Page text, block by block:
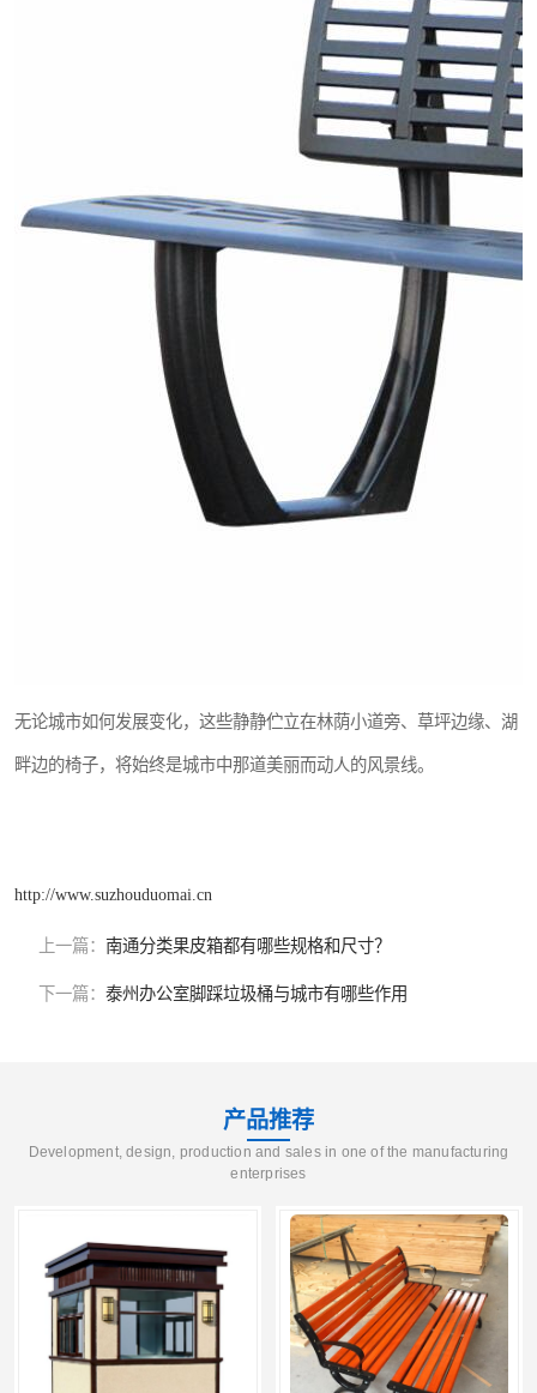
无论城市如何发展变化，这些静静伫立在林荫小道旁、草坪边缘、湖
畔边的椅子，将始终是城市中那道美丽而动人的风景线。
http://www.suzhouduomai.cn
上一篇： 南通分类果皮箱都有哪些规格和尺寸？
下一篇： 泰州办公室脚踩垃圾桶与城市有哪些作用
产品推荐
Development, design, production and sales in one of the manufacturing
enterprises